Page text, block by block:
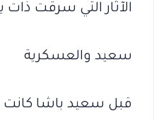
الآثار التي سرقت
سعيد والعسكرية
قبل سعيد باشا كانت